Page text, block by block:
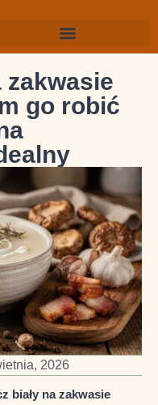
zakwasie
go robić
2026
biały na zakwasie